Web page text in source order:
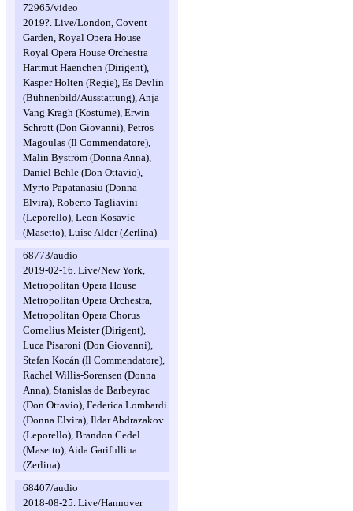
72965/video
2019?. Live/London, Covent
Garden, Royal Opera House
Royal Opera House Orchestra
Hartmut Haenchen (Dirigent),
Kasper Holten (Regie), Es Devlin
(Bühnenbild/Ausstattung), Anja
Vang Kragh (Kostüme), Erwin
Schrott (Don Giovanni), Petros
Magoulas (Il Commendatore),
Malin Byström (Donna Anna),
Daniel Behle (Don Ottavio),
Myrto Papatanasiu (Donna
Elvira), Roberto Tagliavini
(Leporello), Leon Kosavic
(Masetto), Luise Alder (Zerlina)
68773/audio
2019-02-16. Live/New York,
Metropolitan Opera House
Metropolitan Opera Orchestra,
Metropolitan Opera Chorus
Cornelius Meister (Dirigent),
Luca Pisaroni (Don Giovanni),
Stefan Kocán (Il Commendatore),
Rachel Willis-Sorensen (Donna
Anna), Stanislas de Barbeyrac
(Don Ottavio), Federica Lombardi
(Donna Elvira), Ildar Abdrazakov
(Leporello), Brandon Cedel
(Masetto), Aida Garifullina
(Zerlina)
68407/audio
2018-08-25. Live/Hannover